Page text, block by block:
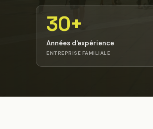
30+
Années d'expérience
ENTREPRISE FAMILIALE